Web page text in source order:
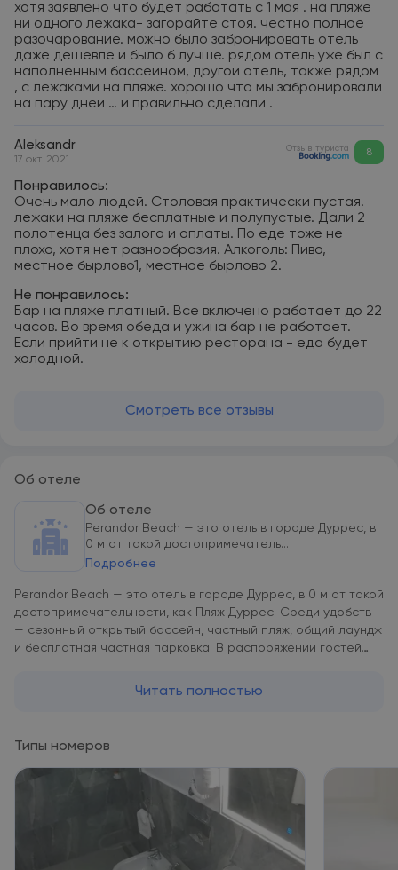
хотя заявлено что будет работать с 1 мая . на пляже
ни одного лежака- загорайте стоя. честно полное
разочарование. можно было забронировать отель
даже дешевле и было б лучше. рядом отель уже был с
наполненным бассейном, другой отель, также рядом
, с лежаками на пляже. хорошо что мы забронировали
на пару дней … и правильно сделали .
Aleksandr
17 окт. 2021
Отзыв туриста 8
Понравилось:
Очень мало людей. Столовая практически пустая.
лежаки на пляже бесплатные и полупустые. Дали 2
полотенца без залога и оплаты. По еде тоже не
плохо, хотя нет разнообразия. Алкоголь: Пиво,
местное бырлово1, местное бырлово 2.
Не понравилось:
Бар на пляже платный. Все включено работает до 22
часов. Во время обеда и ужина бар не работает.
Если прийти не к открытию ресторана - еда будет
холодной.
Смотреть все отзывы
Об отеле
Об отеле
Perandor Beach — это отель в городе Дуррес, в
0 м от такой достопримечатель...
Подробнее
Perandor Beach — это отель в городе Дуррес, в 0 м от такой
достопримечательности, как Пляж Дуррес. Среди удобств
— сезонный открытый бассейн, частный пляж, общий лаундж
и бесплатная частная парковка. В распоряжении гостей
кондиционером и бесплатным Wi-Fi. В распоряжении гостей
континентальный завтрак. Сотрудники стойки регистрации,
говорящие на греческом, на английском и на итальянском,
готовы в любое время дня ответить на ваши вопросы.
Perandor Beach располагается в 38 км и 42 км
соответственно от таких достопримечательностей, как
Площадь Скандербега и Канатная дорога Dajti Ekspres.
Читать полностью
Типы номеров